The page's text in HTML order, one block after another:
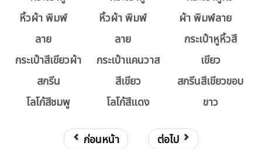
กระเป๋าสีเขียวผ้า
สกรีน
โลโก้สีชมพู
กระเป๋าแคนวาส
สีเขียว
โลโก้สีแดง
กระเป๋าหูหิ้วสี
เขียว
สกรีนสีเขียวขอบ
ขาว
ก่อนหน้า ต่อไป